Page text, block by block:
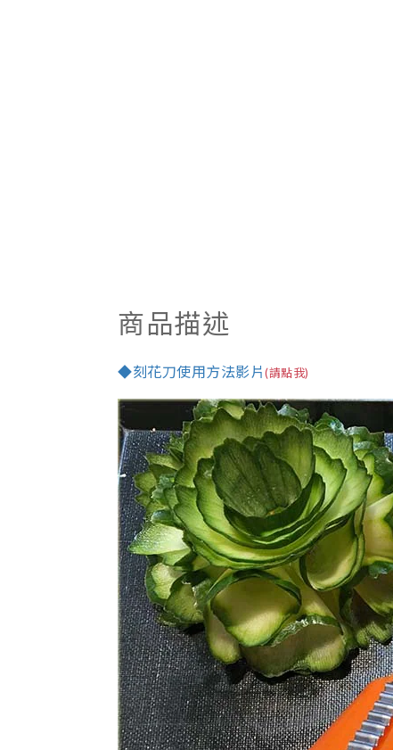
商品描述
◆刻花刀使用方法影片(請點我)